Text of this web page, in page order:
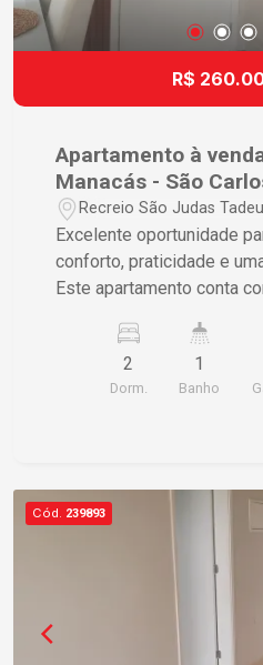
R$
Apartamento à
Manacás - São
Recreio São Judas
Excelente oportunidade
conforto, praticidade e
Este apartamento conta
aconchegantes para toda
de estar, cozinha
lavanderia e 1 vaga de
espaços, proporcionando
um condomínio tranquilo. Agende uma visita e
venha conhecer seu novo
2
Dorm.
1
Banho
Cód. 239893